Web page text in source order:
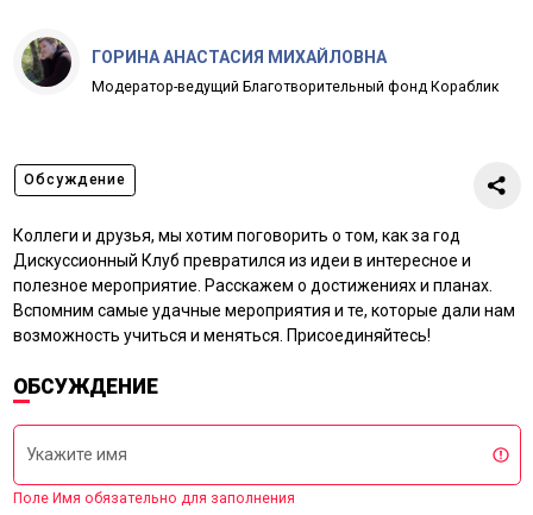
Обсуждение
Коллеги и друзья, мы хотим поговорить о том, как за год
Дискуссионный Клуб превратился из идеи в интересное и
полезное мероприятие. Расскажем о достижениях и планах.
Вспомним самые удачные мероприятия и те, которые дали нам
возможность учиться и меняться. Присоединяйтесь!
ОБСУЖДЕНИЕ
Укажите имя
Поле Имя обязательно для заполнения
ГОРИНА АНАСТАСИЯ МИХАЙЛОВНА
Модератор-ведущий Благотворительный фонд Кораблик